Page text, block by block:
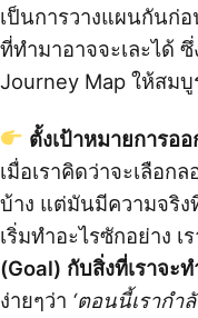
เป็นการวางแผนกันก่
ที่ทำมาอาจจะเละได้
Journey Map ให้สม
ตั้งเป้าหมายการอ
เมื่อเราคิดว่าจะเลือก
บ้าง แต่มันมีความจริง
เริ่มทำอะไรซักอย่าง เ
(Goal) กับสิ่งที่เราจะท
ง่ายๆว่า ‘ตอนนี้เรากำ